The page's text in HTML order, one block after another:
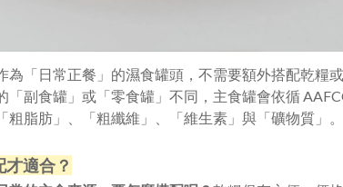
為「日常正餐」的濕食罐頭，不需要額外搭配乾糧
「副食罐」或「零食罐」不同，主食罐會依循
脂肪」、「粗纖維」、「維生素」與「礦物質」。
適合？